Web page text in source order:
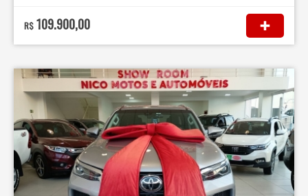
R$ 109.900,00